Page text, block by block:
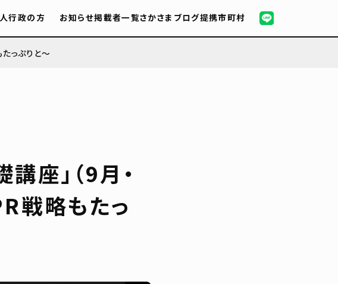
行政の方 お知らせ掲載者一覧さかさまブログ提携市町村
っぷりと～
座」（9月・
戦略もたっ